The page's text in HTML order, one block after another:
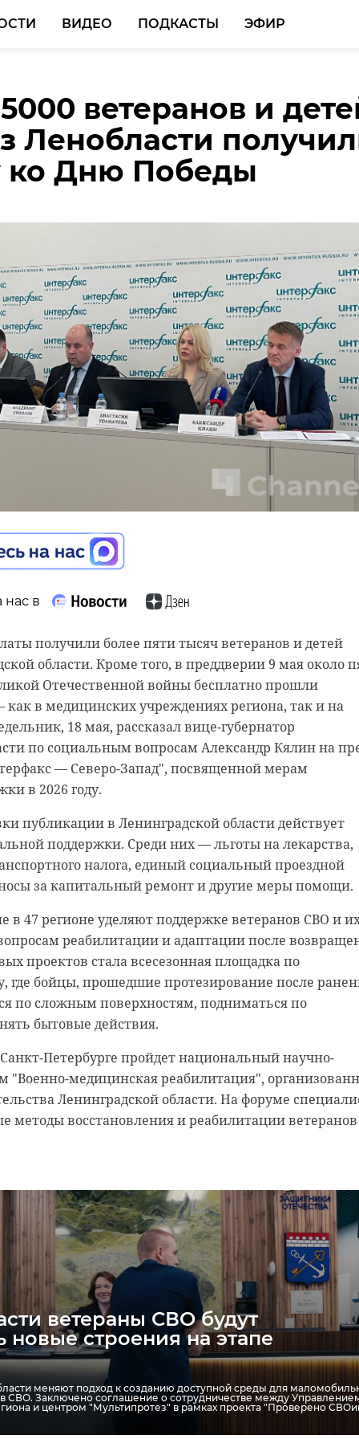
ВИДЕО ПОДКАСТЫ ЭФИР
ветеранов и
Ленобласти
ко Дню Победы
нас в
получили более пяти тысяч ветеранов и детей
области. Кроме того, в преддверии 9 мая около
Отечественной войны бесплатно прошли
в медицинских учреждениях региона, так и на
18 мая, рассказал вице-губернатор
по социальным вопросам Александр Кялин на
— Северо-Запад", посвященной мерам
в 2026 году.
публикации в Ленинградской области действует
поддержки. Среди них — льготы на лекарства,
налога, единый социальный проездной
за капитальный ремонт и другие меры помощи.
в 47 регионе уделяют поддержке ветеранов СВО и
реабилитации и адаптации после
проектов стала всесезонная площадка по
где бойцы, прошедшие протезирование после
по сложным поверхностям, подниматься по
бытовые действия.
Петербурге пройдет национальный научно-
"Военно-медицинская реабилитация",
Ленинградской области. На форуме
методы восстановления и реабилитации ветеранов
ветераны СВО будут
новые строения на этапе
меняют подход к созданию доступной среды для
СВО. Заключено соглашение о сотрудничестве между
и центром "Мультипротез" в рамках проекта "Проверено
работы ПФКИ более
из Ленобласти
гранты
нас в
Музейного агентства Ленинградской
посвященная пятилетию Президентского фонда
На мероприятии собрались победители
а также участники, которые только планируют
Они обсудили реализованные инициативы,
будущее.
вице-губернатор Ленинградской области по
сохранения культурного наследия – глава комитета
наследия Ленинградской области Владимир Цой.
федеральной программы поддержки
участников встречи с Международным днем
18 мая.
Президентского фонда культурных инициатив
проектов из Ленинградской области, из них 103
поддержку.
ПФКИ
профильные заявки в
получили инициативы, посвященные сохранению
проекты о музыке ижоры и води, вепсских ремеслах,
творчества, кукольный театр по произведениям Владимира Даля,
летию Ленинградской области и фестиваль "Олегов день" в
тысяч жителей
уже
благоустройства
нас в
Ленинградской области уже приняли участие в
благоустройства в регионе. Об этом сообщила
правительства.
голоса за дизайн-проекты в 34 населенных пунктах.
по ЖКХ Ленобласти Дениса Беляева, в лидерах
Пикалёво, Отрадное, Коммунар и Высоцк. Свои голоса
ждём от жителей Усть-Луги,
Всеволожска и Приморска.
проекты будут реализованы по федпрограмме
для жизни» в 2027 году»,
— рассказал председатель комитета.
могут граждане, начиная с 14 лет.
можно до 12 июня на
ru/dlya-smi/news/94259/
голосование